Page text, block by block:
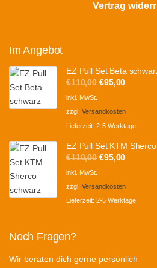
Vertrag
Im Angebot
EZ Pull Set Beta
€110,00 Ursprünglicher
war:
€110,00
€95,00Aktueller
ist:
€95,00.
inkl. MwSt.
zzgl. Versandkosten
Lieferzeit: 2-5 Werktage
EZ Pull Set KTM
€110,00 Ursprünglicher
war:
€110,00
€95,00Aktueller
ist:
€95,00.
inkl. MwSt.
zzgl. Versandkosten
Lieferzeit: 2-5 Werktage
Noch Fragen?
Wir beraten dich gerne persönlich